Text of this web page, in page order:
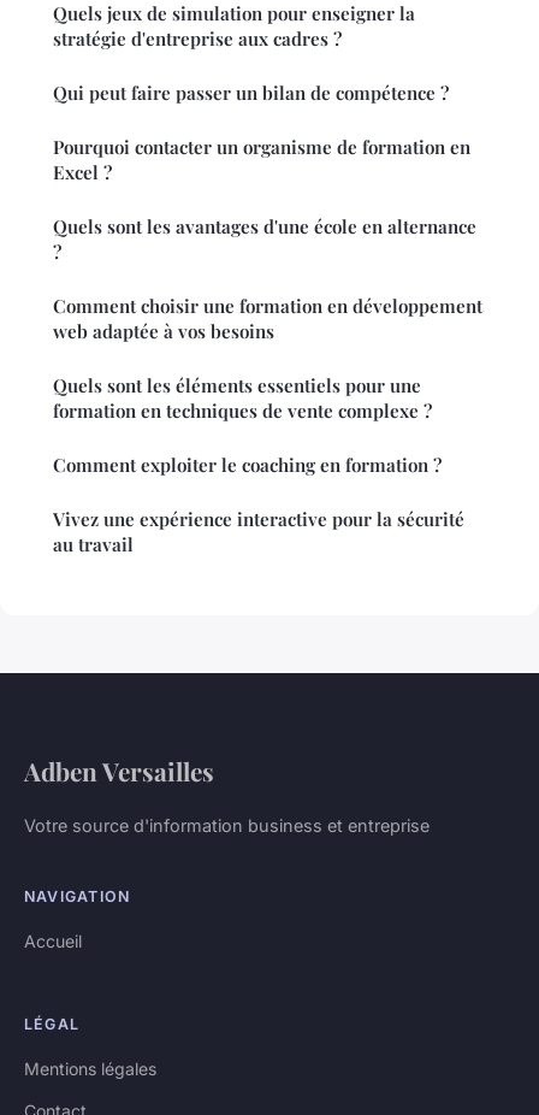
Quels jeux de simulation pour enseigner la
stratégie d'entreprise aux cadres ?
Qui peut faire passer un bilan de compétence ?
Pourquoi contacter un organisme de formation en
Excel ?
Quels sont les avantages d'une école en alternance
?
Comment choisir une formation en développement
web adaptée à vos besoins
Quels sont les éléments essentiels pour une
formation en techniques de vente complexe ?
Comment exploiter le coaching en formation ?
Vivez une expérience interactive pour la sécurité
au travail
Adben Versailles
Votre source d'information business et entreprise
NAVIGATION
Accueil
LÉGAL
Mentions légales